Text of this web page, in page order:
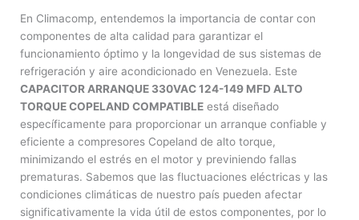
En Climacomp, entendemos la importancia de contar con
componentes de alta calidad para garantizar el
funcionamiento óptimo y la longevidad de sus sistemas de
refrigeración y aire acondicionado en Venezuela. Este
CAPACITOR ARRANQUE 330VAC 124-149 MFD ALTO
TORQUE COPELAND COMPATIBLE está diseñado
específicamente para proporcionar un arranque confiable y
eficiente a compresores Copeland de alto torque,
minimizando el estrés en el motor y previniendo fallas
prematuras. Sabemos que las fluctuaciones eléctricas y las
condiciones climáticas de nuestro país pueden afectar
significativamente la vida útil de estos componentes, por lo